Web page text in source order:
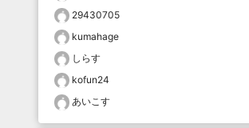
29430705
kumahage
しらす
kofun24
あいこす